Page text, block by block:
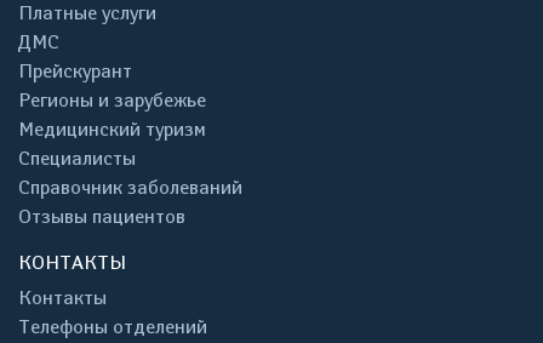
Платные услуги
ДМС
Прейскурант
Регионы и зарубежье
Медицинский туризм
Специалисты
Справочник заболеваний
Отзывы пациентов
КОНТАКТЫ
Контакты
Телефоны отделений